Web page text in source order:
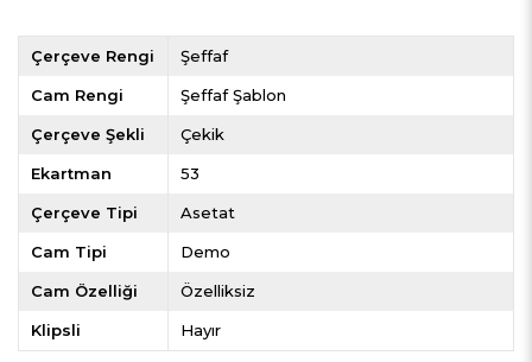
Çerçeve Rengi Şeffaf
Cam Rengi Şeffaf Şablon
Çerçeve Şekli Çekik
Ekartman 53
Çerçeve Tipi Asetat
Cam Tipi Demo
Cam Özelliği Özelliksiz
Klipsli Hayır